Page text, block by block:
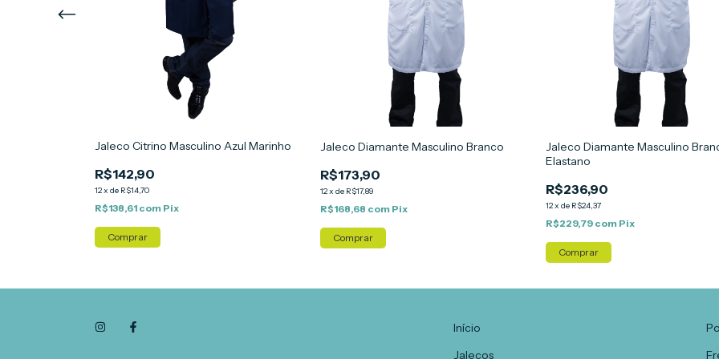
Jaleco Citrino Masculino Azul Marinho
R$142,90
12x de R$14,70
R$138,61 com Pix
Comprar
Jaleco Diamante Masculino Branco
R$173,90
12x de R$17,89
R$168,68 com Pix
Comprar
Jaleco Diamante Masculino
Elastano
R$236,90
12x de R$24,37
R$229,79 com Pix
Comprar
Início
Jalecos